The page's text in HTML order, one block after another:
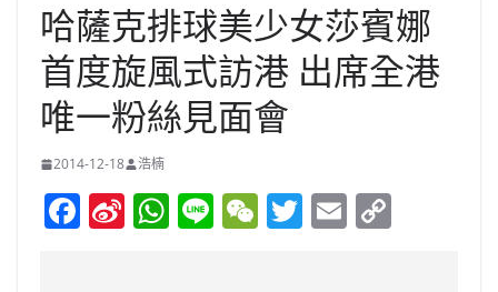
哈薩克排球美少女莎賓娜
首度旋風式訪港 出席全港
唯一粉絲見面會
2014-12-18 浩楠
F Si W Li W T E